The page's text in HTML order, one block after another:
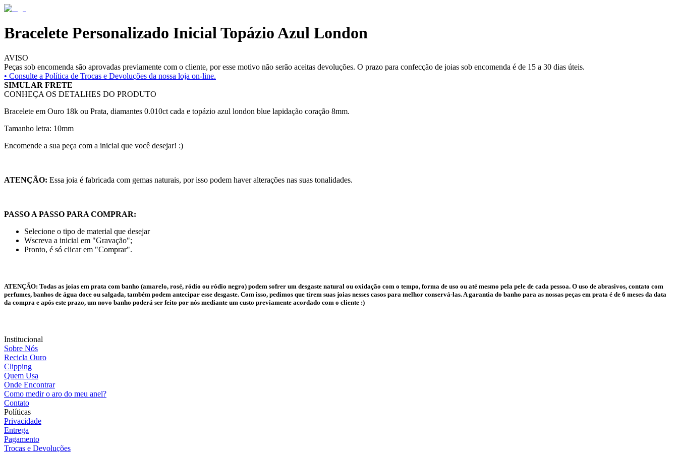
Bracelete Personalizado Inicial Topázio Azul London
AVISO
Peças sob encomenda são aprovadas previamente com o cliente, por esse motivo não serão aceitas devoluções. O prazo para confecção de joias sob encomenda é de 15 a 30 dias úteis.
• Consulte a Política de Trocas e Devoluções da nossa loja on-line.
SIMULAR FRETE
CONHEÇA OS DETALHES DO PRODUTO
Bracelete em Ouro 18k ou Prata, diamantes 0.010ct cada e topázio azul london blue lapidação coração 8mm.
Tamanho letra: 10mm
Encomende a sua peça com a inicial que você desejar! :)
ATENÇÃO: Essa joia é fabricada com gemas naturais, por isso podem haver alterações nas suas tonalidades.
PASSO A PASSO PARA COMPRAR:
Selecione o tipo de material que desejar
Wscreva a inicial em "Gravação";
Pronto, é só clicar em "Comprar".
ATENÇÃO: Todas as joias em prata com banho (amarelo, rosé, ródio ou ródio negro) podem sofrer um desgaste natural ou oxidação com o tempo, forma de uso ou até mesmo pela pele de cada pessoa. O uso de abrasivos, contato com
perfumes, banhos de água doce ou salgada, também podem antecipar esse desgaste. Com isso, pedimos que tirem suas joias nesses casos para melhor conservá-las. A garantia do banho para as nossas peças em prata é de 6 meses da data
da compra e após este prazo, um novo banho poderá ser feito por nós mediante um custo previamente acordado com o cliente :)
Institucional
Sobre Nós
Recicla Ouro
Clipping
Quem Usa
Onde Encontrar
Como medir o aro do meu anel?
Contato
Políticas
Privacidade
Entrega
Pagamento
Trocas e Devoluções